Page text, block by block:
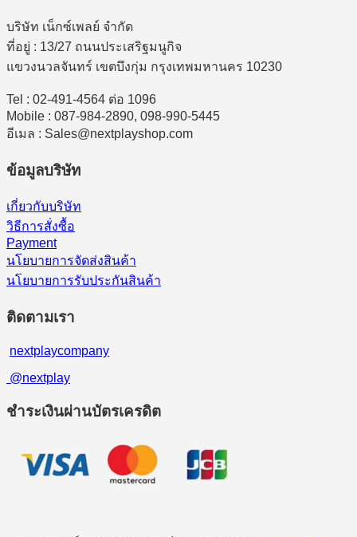
บริษัท เน็กซ์เพลย์ จำกัด
ที่อยู่ : 13/27 ถนนประเสริฐมนูกิจ
แขวงนวลจันทร์ เขตบึงกุ่ม กรุงเทพมหานคร 10230
Tel : 02-491-4564 ต่อ 1096
Mobile : 087-984-2890, 098-990-5445
อีเมล : Sales@nextplayshop.com
ข้อมูลบริษัท
เกี่ยวกับบริษัท
วิธีการสั่งซื้อ
Payment
นโยบายการจัดส่งสินค้า
นโยบายการรับประกันสินค้า
ติดตามเรา
nextplaycompany
@nextplay
ชำระเงินผ่านบัตรเครดิต